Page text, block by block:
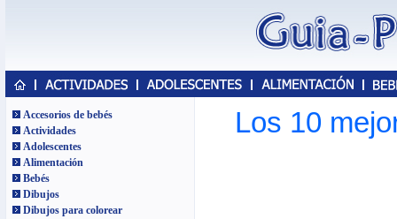
Accesorios de bebés
Actividades
Adolescentes
Alimentación
Bebés
Dibujos
Dibujos para colorear
Los 10